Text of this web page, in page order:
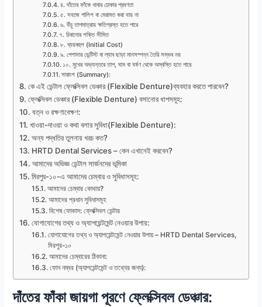
৪. দাঁতের ফাঁকে খাবার ঢোকার প্রবণতা
৫. সহজে পালিশ বা মেরামত করা যায় না
৬. উঁচু তাপমাত্রায় ক্ষতিগ্রস্ত হতে পারে
৭. চিবানোর শক্তি সীমিত
৮. ব্যয়বহুল (Initial Cost)
৯. পেশাদার ডেন্টিস্ট বা ল্যাব ছাড়া মানসম্পন্ন তৈরি সম্ভব নয়
১০. মুখের অভ্যন্তরে তাপ, ঘাম বা ঘর্ষণ থেকে অস্বস্তি হতে পারে
সারাংশ (Summary):
কে এই ডেন্টাল ফ্লেক্সিবল ডেঞ্চার (Flexible Denture)ব্যবহার করতে পারবেন?
ফ্লেক্সিবল ডেঞ্চার (Flexible Denture) বসানোর ধাপসমূহ:
যত্ন ও রক্ষণাবেক্ষণ:
খাওয়া-দাওয়া ও কথা বলার সুবিধা(Flexible Denture):
অন্য পদ্ধতির তুলনায় খরচ কত?
HRTD Dental Services – কেন এখানেই করবেন?
আমাদের অভিজ্ঞ ডেন্টাল সার্জনদের ভূমিকা
মিরপুর-১০-এ আমাদের চেম্বার ও সুবিধাসমূহ:
আমাদের চেম্বার কোথায়?
আমাদের প্রধান সুবিধাসমূহ
বিশেষ ফোকাস: ফ্লেক্সিবল ডেন্টার
যোগাযোগের তথ্য ও অ্যাপয়েন্টমেন্ট নেওয়ার উপায়:
যোগাযোগের তথ্য ও অ্যাপয়েন্টমেন্ট নেওয়ার উপায় – HRTD Dental Services,
মিরপুর-১০
আমাদের চেম্বারের ঠিকানা:
ফোন নম্বর (অ্যাপয়েন্টমেন্ট ও তথ্যের জন্য):
দাঁতের ফাঁকা জায়গা পূরণে ফ্লেক্সিবল ডেঞ্চার: